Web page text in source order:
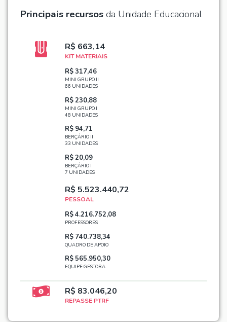
Principais recursosda Unidade Educacional
R$ 663,14
KIT MATERIAIS
R$ 317,46
MINI GRUPO II
66 UNIDADES
R$ 230,88
MINI GRUPO I
48 UNIDADES
R$ 94,71
BERÇÁRIO II
33 UNIDADES
R$ 20,09
BERÇÁRIO I
7 UNIDADES
R$ 5.523.440,72
PESSOAL
R$ 4.216.752,08
PROFESSORES
R$ 740.738,34
QUADRO DE APOIO
R$ 565.950,30
EQUIPE GESTORA
R$ 83.046,20
REPASSE PTRF